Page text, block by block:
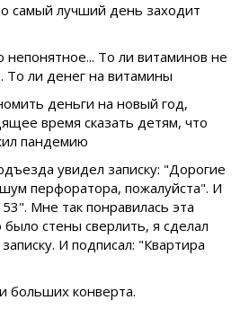
самый лучший день заходит
непонятное... То ли витаминов не
То ли денег на витамины
деньги на новый год,
время сказать детям, что
пандемию
увидел записку: "Дорогие
перфоратора, пожалуйста". И
Мне так понравилась эта
стены сверлить, я сделал
И подписал: "Квартира
больших конверта.